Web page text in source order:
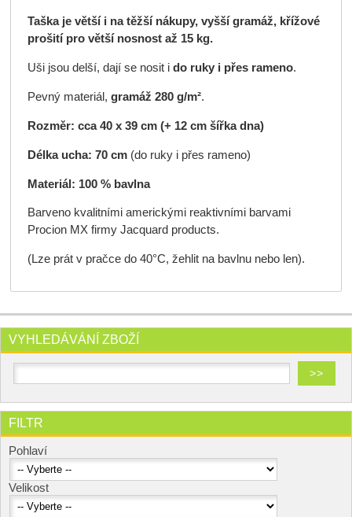
Taška je větší i na těžší nákupy, vyšší gramáž, křížové
prošití pro větší nosnost až 15 kg.
Uši jsou delší, dají se nosit i do ruky i přes rameno.
Pevný materiál, gramáž 280 g/m².
Rozměr: cca 40 x 39 cm (+ 12 cm šířka dna)
Délka ucha: 70 cm (do ruky i přes rameno)
Materiál: 100 % bavlna
Barveno kvalitními americkými reaktivními barvami
Procion MX firmy Jacquard products.
(Lze prát v pračce do 40°C, žehlit na bavlnu nebo len).
VYHLEDÁVÁNÍ ZBOŽÍ
FILTR
Pohlaví
Velikost